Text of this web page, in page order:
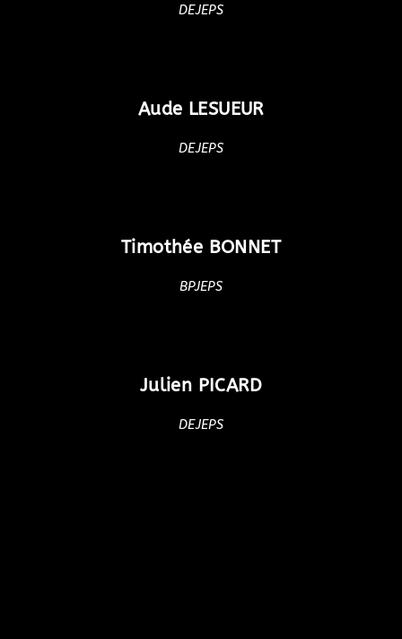
DEJEPS
Aude LESUEUR
DEJEPS
Timothée BONNET
BPJEPS
Julien PICARD
DEJEPS